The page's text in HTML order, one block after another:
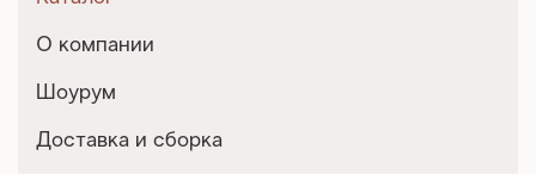
О компании
Шоурум
Доставка и сборка